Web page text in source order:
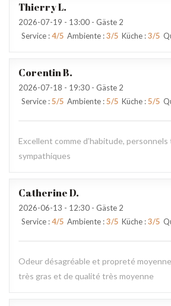
ThierryL
2026-07-19 - 13:00 - Gäste 2
Service :4/5 Ambiente :3/5 Küche :3/5
CorentinB
2026-07-18 - 19:30 - Gäste 2
Service :5/5 Ambiente :5/5 Küche :5/5
Excellent comme d’habitude,
sympathiques
CatherineD
2026-06-13 - 12:30 - Gäste 2
Service :4/5 Ambiente :3/5 Küche :3/5
Odeur désagréable et propreté
très gras et de qualité très moyenne